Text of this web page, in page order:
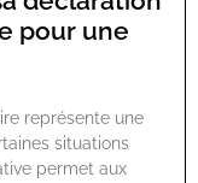
pour une
représente une
situations
permet aux